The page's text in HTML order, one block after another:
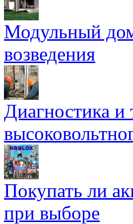
Модульный
возведения
Диагностика и
Покупать ли
при выборе